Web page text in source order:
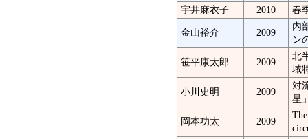
宇井麻衣子
2010 春
金山裕介 2009
内
ン
笹平康太郎 2009
北
域
小川史明 2009
対
星
岡本功太 2009